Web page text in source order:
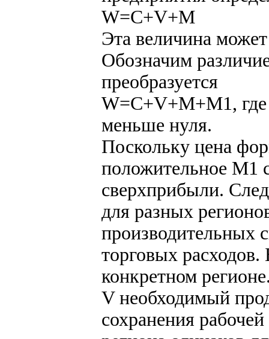
W=C+V+M
Эта величина
Обозначим
преобразуется
W=C+V+M+М1,
меньше нуля.
Поскольку цена
положительное М1
сверхприбыли.
для разных
производительных
торговых
конкретном
V необходимый
сохранения